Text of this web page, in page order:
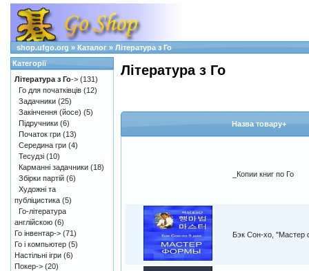
shop.ufgo.org » Каталог » Література з Го
Література з Го
Назва товару+
_Копии книг по Го
Бэк Сон-хо,
Категорії
Література з Го-> (131)
Го для початківців (12)
Задачники (25)
Закінчення (йосе) (5)
Підручники (6)
Початок гри (13)
Середина гри (4)
Тесудзі (10)
Карманні задачники (18)
Збірки партій (6)
Художні та
публіцистика (5)
Го-література
англійскою (6)
Го інвентар-> (71)
Го і компьютер (5)
Настільні ігри (6)
Покер-> (20)